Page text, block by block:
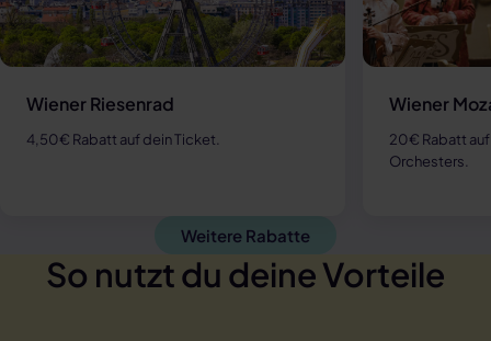
Wiener Riesenrad
4,50€ Rabatt auf dein Ticket.
Wiener
20€ Rabatt
Orchesters.
Weitere Rabatte
So nutzt du deine Vorteile